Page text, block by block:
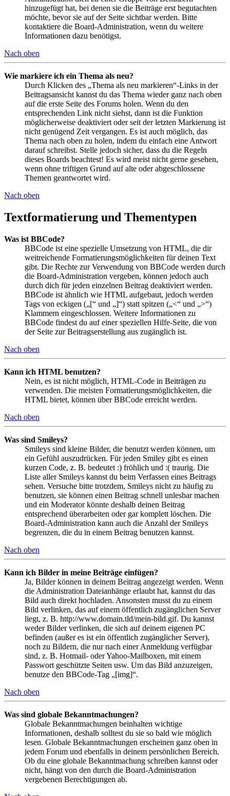
hinzugefügt hat, bei denen sie die Beiträge erst begutachten
möchte, bevor sie auf der Seite sichtbar werden. Bitte
kontaktiere die Board-Administration, wenn du weitere
Informationen dazu benötigst.
Nach oben
Wie markiere ich ein Thema als neu?
Durch Klicken des „Thema als neu markieren“-Links in der
Beitragsansicht kannst du das Thema wieder ganz nach oben
auf die erste Seite des Forums holen. Wenn du den
entsprechenden Link nicht siehst, dann ist die Funktion
möglicherweise deaktiviert oder seit der letzten Markierung ist
nicht genügend Zeit vergangen. Es ist auch möglich, das
Thema nach oben zu holen, indem du einfach eine Antwort
darauf schreibst. Stelle jedoch sicher, dass du die Regeln
dieses Boards beachtest! Es wird meist nicht gerne gesehen,
wenn ohne triftigen Grund auf alte oder abgeschlossene
Themen geantwortet wird.
Nach oben
Textformatierung und Thementypen
Was ist BBCode?
BBCode ist eine spezielle Umsetzung von HTML, die dir
weitreichende Formatierungsmöglichkeiten für deinen Text
gibt. Die Rechte zur Verwendung von BBCode werden durch
die Board-Administration vergeben, können jedoch auch
durch dich für jeden einzelnen Beitrag deaktiviert werden.
BBCode ist ähnlich wie HTML aufgebaut, jedoch werden
Tags von eckigen („[“ und „]“) statt spitzen („<“ und „>“)
Klammern eingeschlossen. Weitere Informationen zu
BBCode findest du auf einer speziellen Hilfe-Seite, die von
der Seite zur Beitragserstellung aus zugänglich ist.
Nach oben
Kann ich HTML benutzen?
Nein, es ist nicht möglich, HTML-Code in Beiträgen zu
verwenden. Die meisten Formatierungsmöglichkeiten, die
HTML bietet, können über BBCode erreicht werden.
Nach oben
Was sind Smileys?
Smileys sind kleine Bilder, die benutzt werden können, um
ein Gefühl auszudrücken. Für jeden Smiley gibt es einen
kurzen Code, z. B. bedeutet :) fröhlich und :( traurig. Die
Liste aller Smileys kannst du beim Verfassen eines Beitrags
sehen. Versuche bitte trotzdem, Smileys nicht zu häufig zu
benutzen, sie können einen Beitrag schnell unlesbar machen
und ein Moderator könnte deshalb deinen Beitrag
entsprechend überarbeiten oder gar komplett löschen. Die
Board-Administration kann auch die Anzahl der Smileys
begrenzen, die du in einem Beitrag benutzen kannst.
Nach oben
Kann ich Bilder in meine Beiträge einfügen?
Ja, Bilder können in deinem Beitrag angezeigt werden. Wenn
die Administration Dateianhänge erlaubt hat, kannst du das
Bild auch direkt hochladen. Ansonsten musst du zu einem
Bild verlinken, das auf einem öffentlich zugänglichen Server
liegt, z. B. http://www.domain.tld/mein-bild.gif. Du kannst
weder Bilder verlinken, die sich auf deinem eigenen PC
befinden (außer es ist ein öffentlich zugänglicher Server),
noch zu Bildern, die nur nach einer Anmeldung verfügbar
sind, z. B. Hotmail- oder Yahoo-Mailboxen, mit einem
Passwort geschützte Seiten usw. Um das Bild anzuzeigen,
benutze den BBCode-Tag „[img]“.
Nach oben
Was sind globale Bekanntmachungen?
Globale Bekanntmachungen beinhalten wichtige
Informationen, deshalb solltest du sie so bald wie möglich
lesen. Globale Bekanntmachungen erscheinen ganz oben in
jedem Forum und ebenfalls in deinem persönlichen Bereich.
Ob du eine globale Bekanntmachung schreiben kannst oder
nicht, hängt von den durch die Board-Administration
vergebenen Berechtigungen ab.